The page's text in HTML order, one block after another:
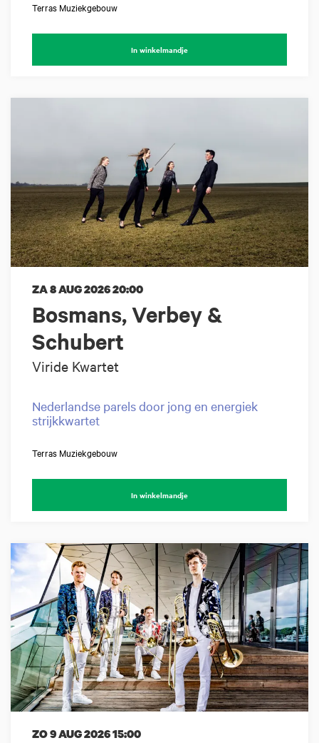
Terras Muziekgebouw
In winkelmandje
Bosmans, Verbey &
Schubert
Viride Kwartet
ZA 8 AUG 202620:00
Nederlandse parels door jong en energiek
strijkkwartet
Terras Muziekgebouw
In winkelmandje
ZO 9 AUG 202615:00